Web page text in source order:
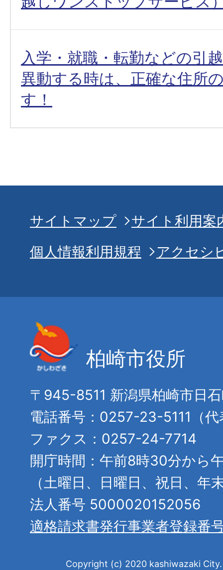
入学・就職・転勤などの引
異動する時は、正確な住所
す！
サイトマップ
サイト利用案
個人情報利用規程
アクセシ
柏崎市役所
〒945-8511 新潟県柏崎市日
電話番号：0257-23-5111（代
ファクス：0257-24-7714
開庁時間：午前8時30分から
（土曜日、日曜日、祝日、年
法人番号 5000020152056
適格請求書発行事業者登録番
Copyright (c) 2020 kashiwazaki